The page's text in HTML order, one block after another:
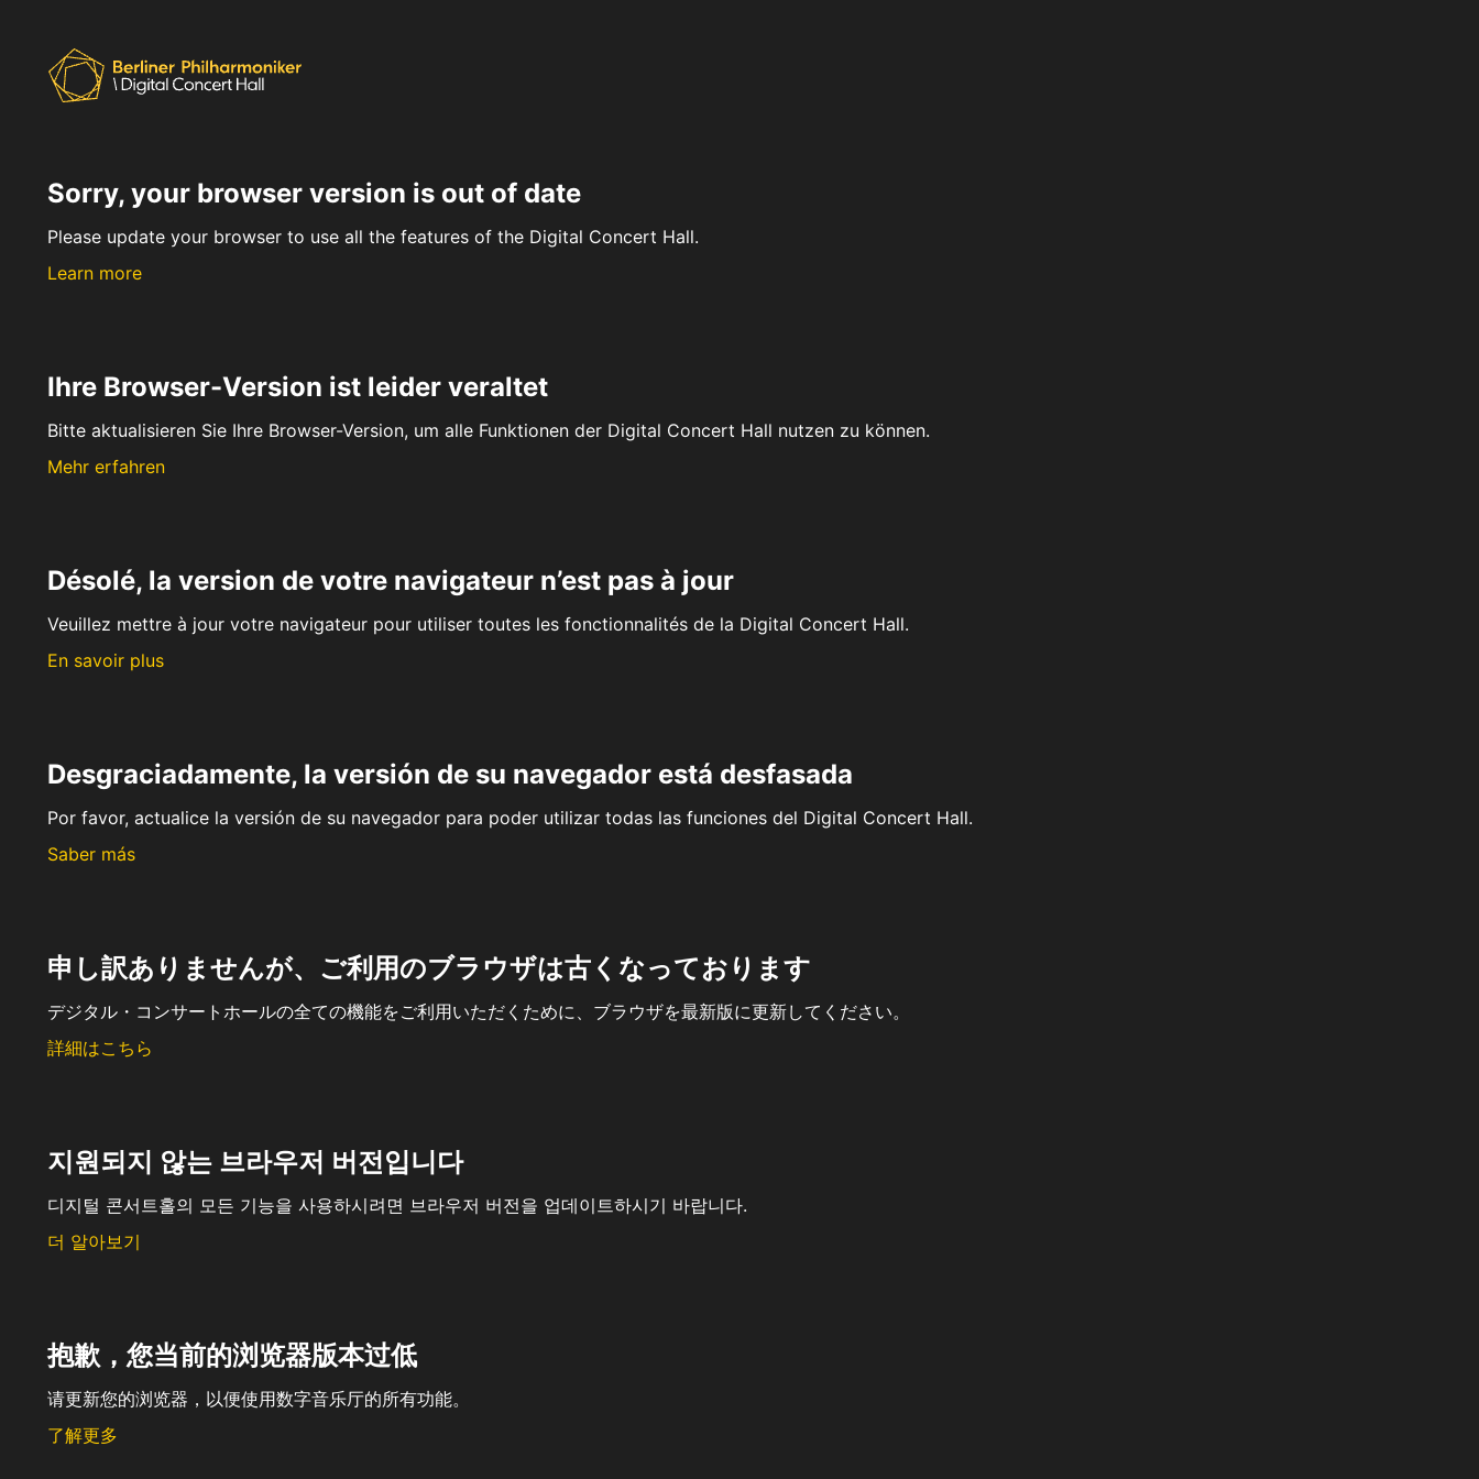
Sorry, your browser version is out of date
Please update your browser to use all the features of the Digital Concert Hall.
Learn more
Ihre Browser-Version ist leider veraltet
Bitte aktualisieren Sie Ihre Browser-Version, um alle Funktionen der Digital Concert Hall nutzen zu können.
Mehr erfahren
Désolé, la version de votre navigateur n’est pas à jour
Veuillez mettre à jour votre navigateur pour utiliser toutes les fonctionnalités de la Digital Concert Hall.
En savoir plus
Desgraciadamente, la versión de su navegador está desfasada
Por favor, actualice la versión de su navegador para poder utilizar todas las funciones del Digital Concert Hall.
Saber más
申し訳ありませんが、ご利用のブラウザは古くなっております
デジタル・コンサートホールの全ての機能をご利用いただくために、ブラウザを最新版に更新してください。
詳細はこちら
지원되지 않는 브라우저 버전입니다
디지털 콘서트홀의 모든 기능을 사용하시려면 브라우저 버전을 업데이트하시기 바랍니다.
더 알아보기
抱歉，您当前的浏览器版本过低
请更新您的浏览器，以便使用数字音乐厅的所有功能。
了解更多